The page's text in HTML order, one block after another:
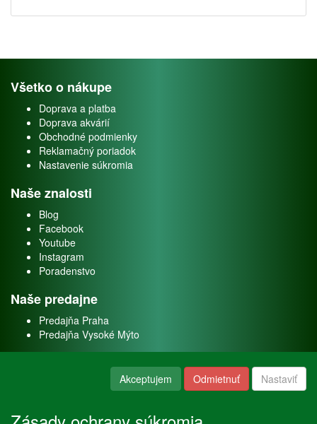
Všetko o nákupe
Doprava a platba
Doprava akvárií
Obchodné podmienky
Reklamačný poriadok
Nastavenie súkromia
Naše znalosti
Blog
Facebook
Youtube
Instagram
Poradenstvo
Naše predajne
Predajňa Praha
Predajňa Vysoké Mýto
Akceptujem Odmietnuť Nastaviť